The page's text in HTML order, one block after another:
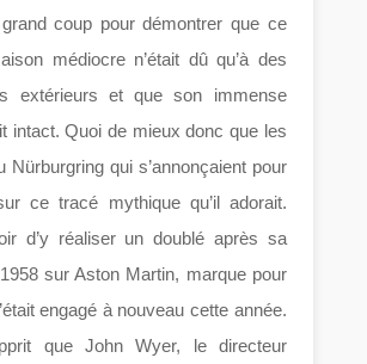
coup pour démontrer que ce
médiocre n’était dû qu’à des
extérieurs et que son immense
intact. Quoi de mieux donc que les
Nürburgring qui s’annonçaient pour
ce tracé mythique qu’il adorait.
d’y réaliser un doublé après sa
sur Aston Martin, marque pour
engagé à nouveau cette année.
que John Wyer, le directeur